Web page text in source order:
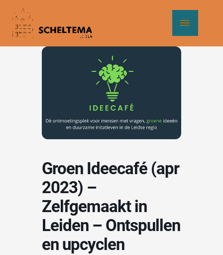
naar
Groen Ideecafé (apr
2023) –
Zelfgemaakt in
Leiden – Ontspullen
en upcyclen